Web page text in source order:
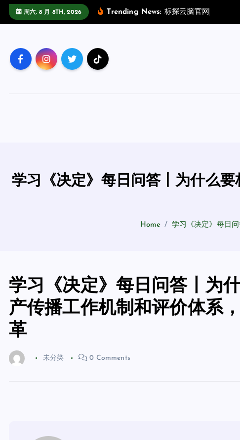
周六. 8 月 8TH, 2026 Trending News: 标探云脑官 网
学习《决定》每日问答丨为什么
Home 学习《决定》每日
学习《决定》每日问答丨为
产传播工作机制和评价体系
革
未分类 0 Comments